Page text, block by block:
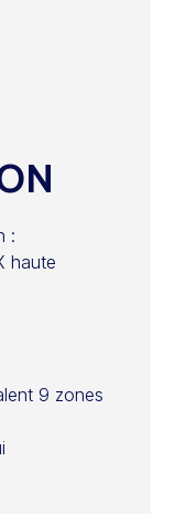
:
haute
9 zones